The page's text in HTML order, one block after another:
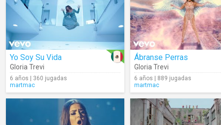
Yo Soy Su Vida
Gloria Trevi
6 años | 360 jugadas
martmac
Ábranse Perras
Gloria Trevi
6 años | 889 jugadas
martmac